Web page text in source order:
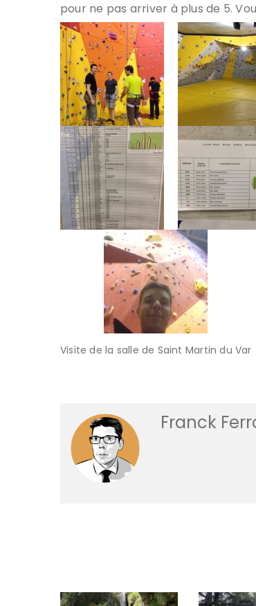
pour ne pas arriver à plus de 5.
Visite de la salle de Saint Martin du Var
Franck